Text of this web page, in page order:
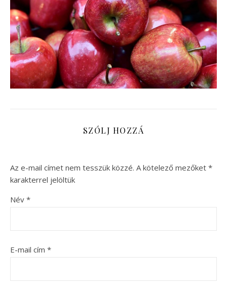
SZÓLJ HOZZÁ
Az e-mail címet nem tesszük közzé. A kötelező mezőket *
karakterrel jelöltük
Név *
E-mail cím *